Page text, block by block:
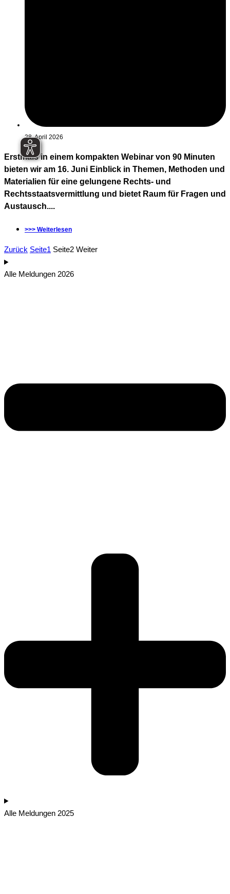
28. April 2026
Erstmals in einem kompakten Webinar von 90 Minuten
bieten wir am 16. Juni Einblick in Themen, Methoden und
Materialien für eine gelungene Rechts- und
Rechtsstaatsvermittlung und bietet Raum für Fragen und
Austausch....
>>> Weiterlesen
Zurück Seite1 Seite2 Weiter
Alle Meldungen 2026
Alle Meldungen 2025